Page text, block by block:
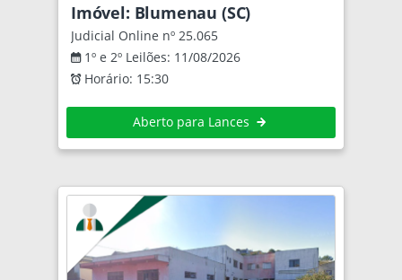
Imóvel: Blumenau (SC)
Judicial Online nº 25.065
1º e 2º Leilões: 11/08/2026
Horário: 15:30
Aberto para Lances